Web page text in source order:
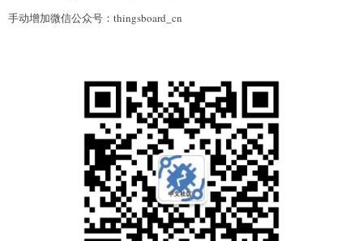
手动增加微信公众号：thingsboard_cn